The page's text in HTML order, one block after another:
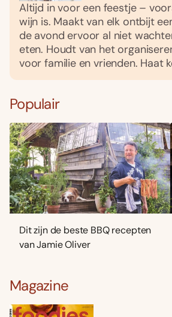
Altijd in voor een feestje –
wijn is. Maakt van elk ontbijt
de avond ervoor al niet
eten. Houdt van het
voor familie en vrienden. Haat
Populair
Dit zijn de beste BBQ recepten
van Jamie Oliver
Magazine